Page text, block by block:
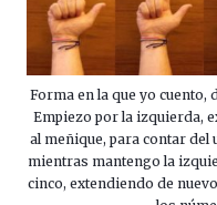
Forma en la que yo cuento,
Empiezo por la izquierda,
al meñique, para contar del
mientras mantengo la
cinco, extendiendo de